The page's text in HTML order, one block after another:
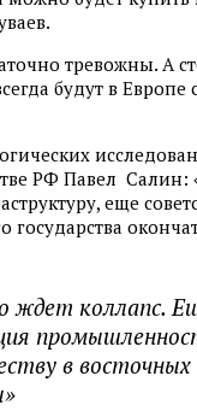
тревожны. А
будут в Европе
РФ Павел
еще
государства
ждет коллапс.
в